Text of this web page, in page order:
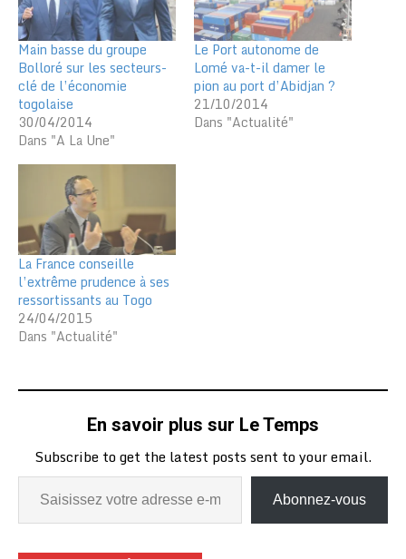
Main basse du groupe
Bolloré sur les secteurs-
clé de l’économie
togolaise
30/04/2014
Dans "A La Une"
Le Port autonome de
Lomé va-t-il damer le
pion au port d’Abidjan ?
21/10/2014
Dans "Actualité"
La France conseille
l’extrême prudence à ses
ressortissants au Togo
24/04/2015
Dans "Actualité"
En savoir plus sur Le Temps
Subscribe to get the latest posts sent to your email.
Abonnez-vous